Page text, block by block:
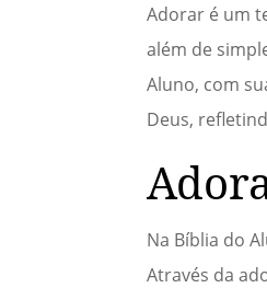
Adorar é um
além de
Aluno, com
Deus,
Na Bíblia do
Através da